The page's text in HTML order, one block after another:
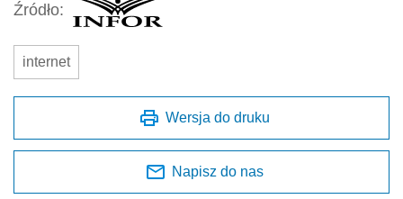
Źródło:
internet
Wersja do druku
Napisz do nas